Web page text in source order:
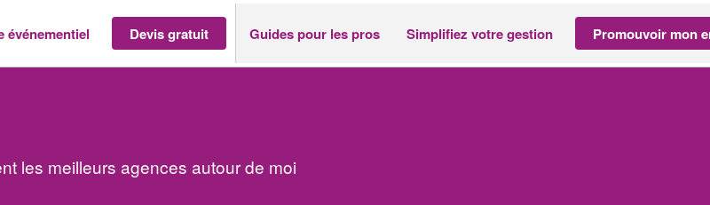
événementiel Devis gratuit Guides pour les pros Simplifiez votre gestion Promouvoir mon
les meilleurs agences autour de moi